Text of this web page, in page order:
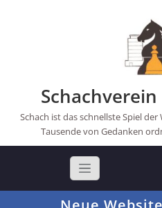
Schach ist das schnellste Spiel
Tausende von Gedanken